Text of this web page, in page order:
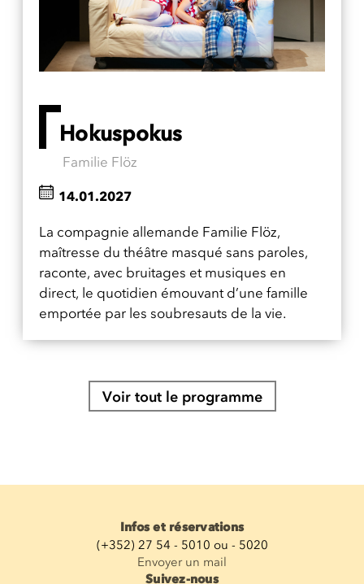
Hokuspokus
Familie Flöz
La compagnie allemande Familie Flöz,
maîtresse du théâtre masqué sans paroles,
raconte, avec bruitages et musiques en
direct, le quotidien émouvant d’une famille
emportée par les soubresauts de la vie.
14.01.2027
Voir tout le programme
Infos et réservations
(+352) 27 54 - 5010 ou - 5020
Envoyer un mail
Suivez-nous